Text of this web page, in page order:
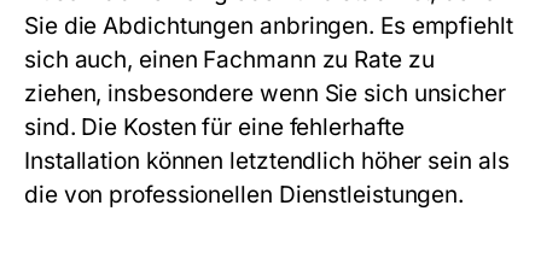
Sie die Abdichtungen anbringen. Es empfiehlt
sich auch, einen Fachmann zu Rate zu
ziehen, insbesondere wenn Sie sich unsicher
sind. Die Kosten für eine fehlerhafte
Installation können letztendlich höher sein als
die von professionellen Dienstleistungen.